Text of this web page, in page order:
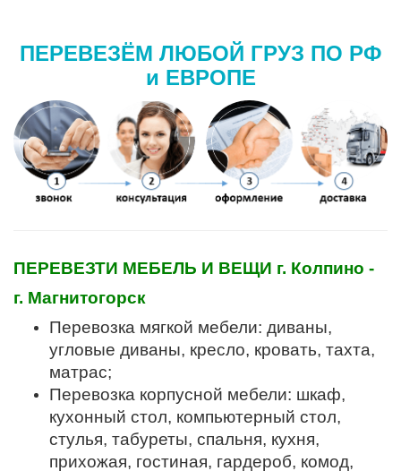
ПЕРЕВЕЗЁМ ЛЮБОЙ ГРУЗ ПО РФ
и ЕВРОПЕ
ПЕРЕВЕЗТИ МЕБЕЛЬ И ВЕЩИ г. Колпино -
г. Магнитогорск
Перевозка мягкой мебели: диваны,
угловые диваны, кресло, кровать, тахта,
матрас;
Перевозка корпусной мебели: шкаф,
кухонный стол, компьютерный стол,
стулья, табуреты, спальня, кухня,
прихожая, гостиная, гардероб, комод,